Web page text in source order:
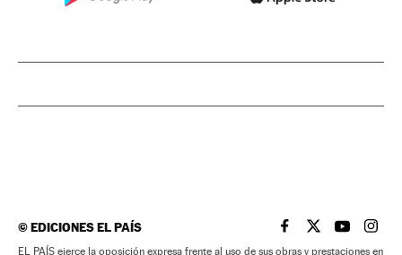
©EDICIONES EL PAÍS EL PAÍS BRASIL EN
EL PAÍSEL PAÍS
EL
EL PAÍS ejerce la oposición expresa frente al uso de sus obras y prestaciones en